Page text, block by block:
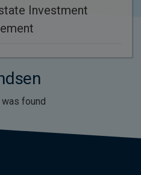
Investment
was found